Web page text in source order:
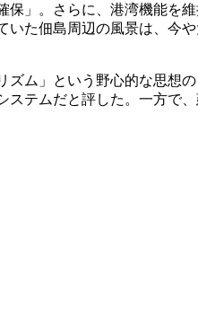
保」。さらに、港湾機能を
いた佃島周辺の風景は、今
ズム」という野心的な思想
ステムだと評した。一方で